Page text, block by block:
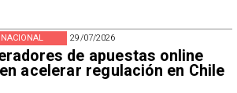
29/07/2026
de apuestas online
acelerar regulación en Chile
NACIONAL